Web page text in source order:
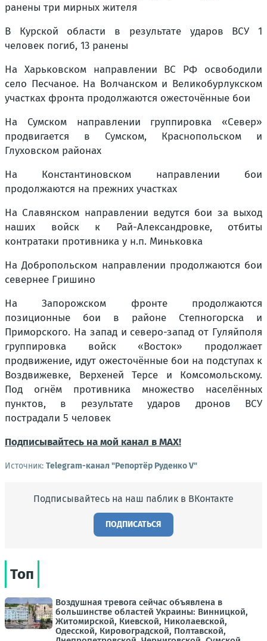
ранены три мирных жителя
В Курской области в результате ударов ВСУ 1
человек погиб, 13 ранены
На Харьковском направлении ВС РФ освободили
село Песчаное. На Волчанском и Великобурлукском
участках фронта продолжаются ожесточённые бои
На Сумском направлении группировка «Север»
продвигается в Сумском, Краснопольском и
Глуховском районах
На Константиновском направлении бои
продолжаются на прежних участках
На Славянском направлении ведутся бои за выход
наших войск к Рай-Александровке, отбиты
контратаки противника у н.п. Миньковка
На Добропольском направлении продолжаются бои
севернее Гришино
На Запорожском фронте продолжаются
позиционные бои в районе Степногорска и
Приморского. На запад и северо-запад от Гуляйполя
группировка войск «Восток» продолжает
продвижение, идут ожесточённые бои на подступах к
Воздвижевке, Верхеней Терсе и Комсомольскому.
Под огнём противника множество населённых
пунктов, в результате ударов дронов ВСУ
пострадали 5 человек
Подписывайтесь на мой канал в MAX!
Источник: Telegram-канал "Репортёр Руденко V"
Подписывайтесь на наш паблик в ВКонтакте
ПОДПИСАТЬСЯ
Топ
Воздушная тревога сейчас объявлена в
большинстве областей Украины: Винницкой,
Житомирской, Киевской, Николаевской,
Одесской, Кировоградской, Полтавской,